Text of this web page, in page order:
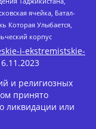
ячейка, Батал-
Которая Улыбается,
корпус
i-ekstremistskie-
и религиозных
принято
ликвидации или